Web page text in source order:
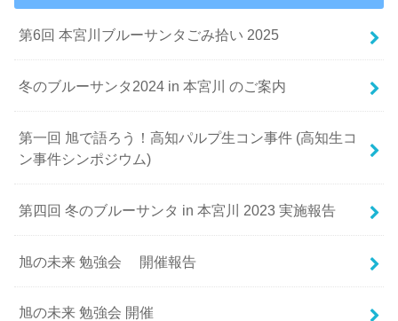
第6回 本宮川ブルーサンタごみ拾い 2025
冬のブルーサンタ2024 in 本宮川 のご案内
第一回 旭で語ろう！高知パルプ生コン事件 (高知生コ
ン事件シンポジウム)
第四回 冬のブルーサンタ in 本宮川 2023 実施報告
旭の未来 勉強会 開催報告
旭の未来 勉強会 開催